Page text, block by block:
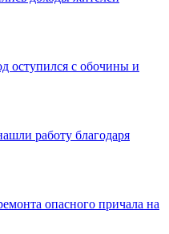
оступился с обочины и
работу благодаря
опасного причала на